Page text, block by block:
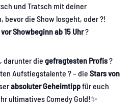
und Tratsch mit deiner
bevor die Show losgeht, oder ?!
Showbeginn ab 15 Uhr?
, darunter die gefragtesten Profis?
Aufstiegstalente ? – die Stars von
absoluter Geheimtippfür euch
ultimatives Comedy Gold!✨